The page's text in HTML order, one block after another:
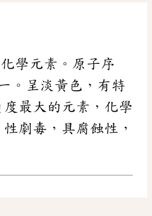
化學元素。原子序
。呈淡黃色，有特
最大的元素，化學
劇毒，具腐蝕性，